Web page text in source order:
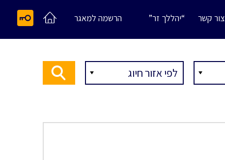
צור קשר “יהללך זר” הרשמה למאגר